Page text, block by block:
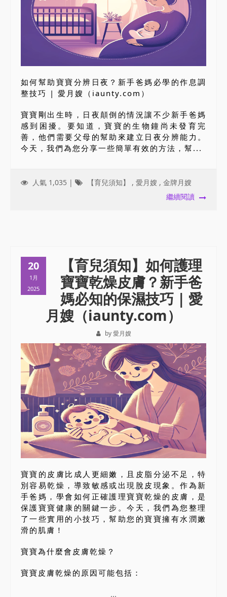
如何幫助寶寶分辨日夜？新手爸媽必學的作息調
整技巧 | 愛月嫂（iaunty.com）
寶寶剛出生時，日夜顛倒的情況讓不少新手爸媽
感到困擾。要知道，寶寶的生物鐘尚未發育完
善，他們需要父母的幫助來建立日夜分辨能力。
今天，我們為您分享一些簡單有效的方法，幫...
人氣 1,035 | 【育兒須知】 , 愛月嫂 , 金牌月嫂
繼續閱讀
20
1月
2025
【育兒須知】如何護理
寶寶乾燥皮膚？新手爸
媽必知的保濕技巧 | 愛
月嫂（iaunty.com）
by 愛月嫂
寶寶的皮膚比成人更細嫩，且皮脂分泌不足，特
別容易乾燥，導致敏感或出現脫皮現象。作為新
手爸媽，學會如何正確護理寶寶乾燥的皮膚，是
保護寶寶健康的關鍵一步。今天，我們為您整理
了一些實用的小技巧，幫助您的寶寶擁有水潤嫩
滑的肌膚！
寶寶為什麼會皮膚乾燥？
寶寶皮膚乾燥的原因可能包括：
...